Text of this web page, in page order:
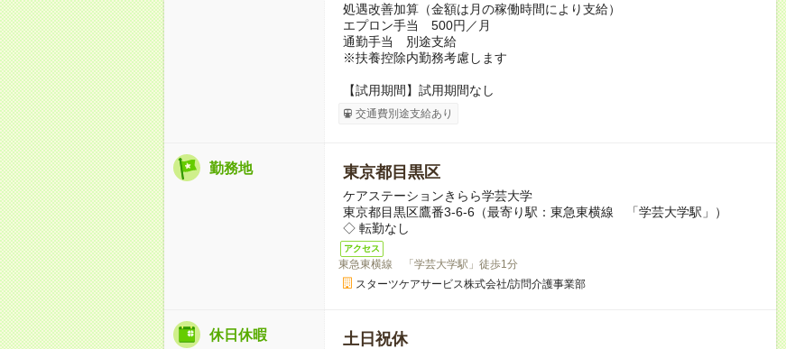
処遇改善加算（金額は月の稼働時間により支給）
エプロン手当 500円／月
通勤手当 別途支給
※扶養控除内勤務考慮します
【試用期間】試用期間なし
交通費別途支給あり
勤務地 東京都目黒区
ケアステーションきらら学芸大学
東京都目黒区鷹番3-6-6（最寄り駅：東急東横線 「学芸大学駅」）
◇ 転勤なし
アクセス
東急東横線 「学芸大学駅」徒歩1分
スターツケアサービス株式会社/訪問介護事業部
休日休暇 土日祝休